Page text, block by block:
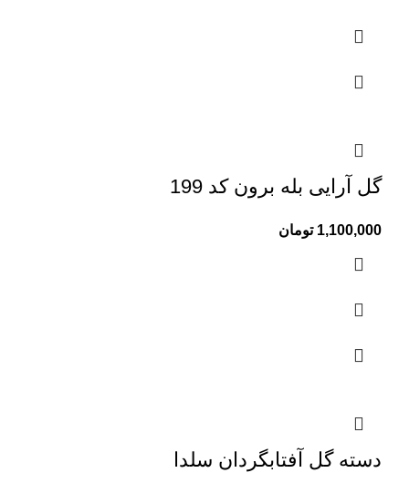
گل آرایی بله برون کد 199
1,100,000 تومان
دسته گل آفتابگردان سلدا